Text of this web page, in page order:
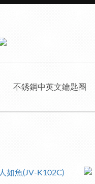
不銹鋼中英文鑰匙圈